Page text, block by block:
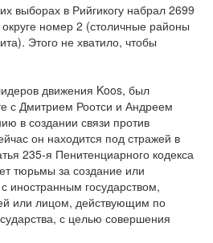
выборах в Рийгикогу набрал 2699
номер 2 (столичные районы
Этого не хватило, чтобы
движения Koos, был
с Дмитрием Роотси и Андреем
в создании связи против
он находится под стражей в
235-я Пенитенциарного кодекса
тюрьмы за создание или
иностранным государством,
или лицом, действующим по
с целью совершения